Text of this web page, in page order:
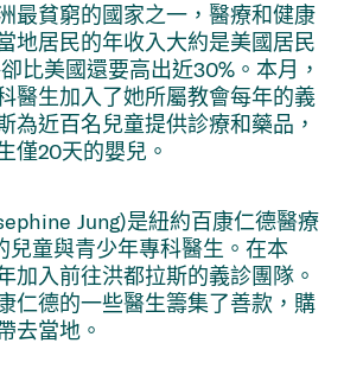
最貧窮的國家之一，醫療和健康
地居民的年收入大約是美國居民
比美國還要高出近30%。本月，
醫生加入了她所屬教會每年的義
為近百名兒童提供診療和藥品，
僅20天的嬰兒。
Jung)是紐約百康仁德醫療
兒童與青少年專科醫生。在本
加入前往洪都拉斯的義診團隊。
仁德的一些醫生籌集了善款，購
去當地。